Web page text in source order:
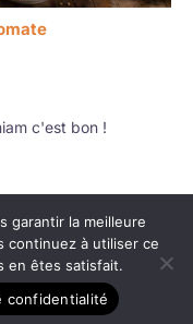
c'est bon !
garantir la meilleure
continuez à utiliser ce
en êtes satisfait.
confidentialité